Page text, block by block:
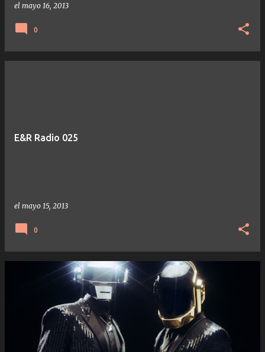
el mayo 16, 2013
0
E&R Radio 025
el mayo 15, 2013
0